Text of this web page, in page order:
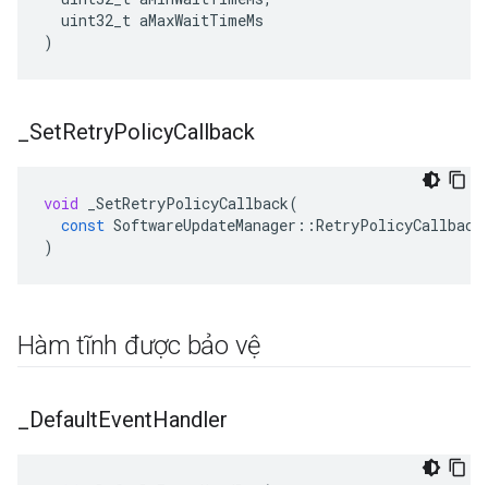
  uint32_t aMaxWaitTimeMs
)
SetRetryPolicyCallback
void _SetRetryPolicyCallback(
const SoftwareUpdateManager ::RetryPolicyCallback
)
Hàm tĩnh được bảo vệ
DefaultEventHandler